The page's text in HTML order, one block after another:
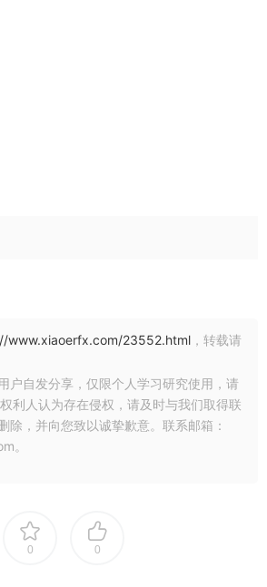
www.xiaoerfx.com/23552.html ，转载请
户自发分享，仅限个人学习研究使用，请
利人认为存在侵权，请及时与我们取得联
除，并向您致以诚挚歉意。联系邮箱：
。
0 0